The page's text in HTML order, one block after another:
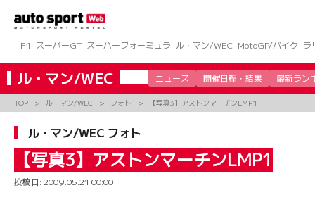
ツ
へ
ス
キ
ッ
F1 スーパーGT スーパーフォーミュラ ル・マン/WEC MotoGP/バイク ラ
ル・マン/WEC ニュース 開催日程・結果 最新ラン
TOP ル・マン/WEC フォト 【写真3】アストンマーチンLMP1
ル・マン/WEC フォト
【写真3】アストンマーチンLMP1
投稿日: 2009.05.21 00:00